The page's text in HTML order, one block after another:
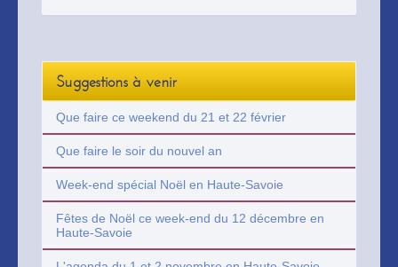
Suggestions à venir
Que faire ce weekend du 21 et 22 février
Que faire le soir du nouvel an
Week-end spécial Noël en Haute-Savoie
Fêtes de Noël ce week-end du 12 décembre en
Haute-Savoie